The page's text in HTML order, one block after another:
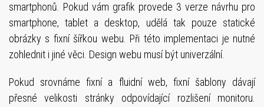
smartphonů. Pokud vám grafik provede 3 verze návrhu pro
smartphone, tablet a desktop, udělá tak pouze statické
obrázky s fixní šířkou webu. Při této implementaci je nutné
zohlednit i jiné věci. Design webu musí být univerzální.
Pokud srovnáme fixní a fluidní web, fixní šablony dávají
přesné velikosti stránky odpovídající rozlišení monitoru.